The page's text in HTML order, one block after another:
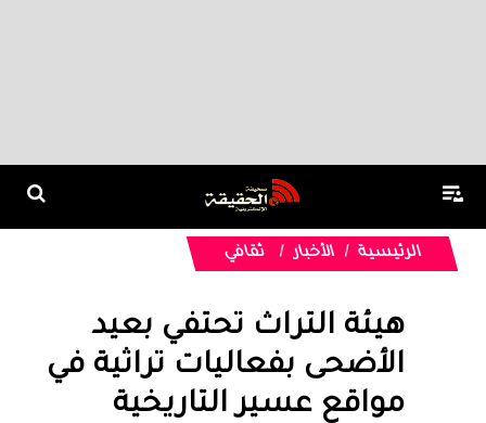
الرئيسية الأخبار ثقافي
هيئة التراث تحتفي بعيد
الأضحى بفعاليات تراثية في
مواقع عسير التاريخية